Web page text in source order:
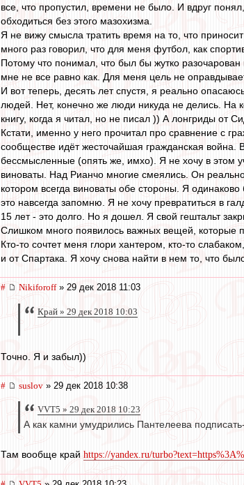
все, что пропустил, времени не было. И вдруг
обходиться без этого мазохизма.
Я не вижу смысла тратить время на то, что
много раз говорил, что для меня футбол, как
Потому что понимал, что был бы жутко
мне не все равно как. Для меня цель не
И вот теперь, десять лет спустя, я реально
людей. Нет, конечно же люди никуда не делись. На
книгу, когда я читал, но не писал )) А лонгриды от
Кстати, именно у него прочитал про сравнение с
сообществе идёт жесточайшая гражданская
бессмысленные (опять же, имхо). Я не хочу в этом
виноваты. Над Рианчо многие смеялись. Он
котором всегда виноваты обе стороны. Я
это навсегда запомню. Я не хочу превратиться в
15 лет - это долго. Но я дошел. Я свой гештальт
Слишком много появилось важных вещей, которые
Кто-то сочтет меня глори хантером, кто-то
и от Спартака. Я хочу снова найти в нем то, что
# Nikiforoff» 29 дек 2018 11:03
Край » 29 дек 2018 10:03
Точно. Я и забыл))
# suslov » 29 дек 2018 10:38
VVT5 » 29 дек 2018 10:23
А как камни умудрились Пантелеева
Там вообще край https://yandex.ru/